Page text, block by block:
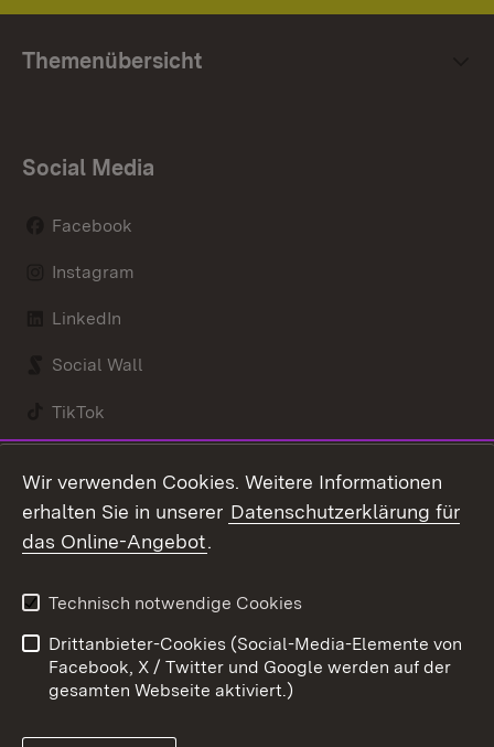
Themenübersicht
Social Media
Facebook
Instagram
LinkedIn
Social Wall
TikTok
Kontakt
Barrierefreiheit
Impressum
Cookies
Wir verwenden Cookies. Weitere Informationen
erhalten Sie in unserer Datenschutzerklärung für
das Online-Angebot.
Technisch notwendige Cookies
Drittanbieter-Cookies (Social-Media-Elemente von
Facebook, X / Twitter und Google werden auf der
gesamten Webseite aktiviert.)